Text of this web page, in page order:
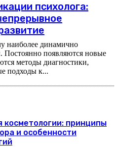
психолога:
наиболее динамично
Постоянно появляются новые
методы диагностики,
подходы к...
косметологии: принципы
и особенности